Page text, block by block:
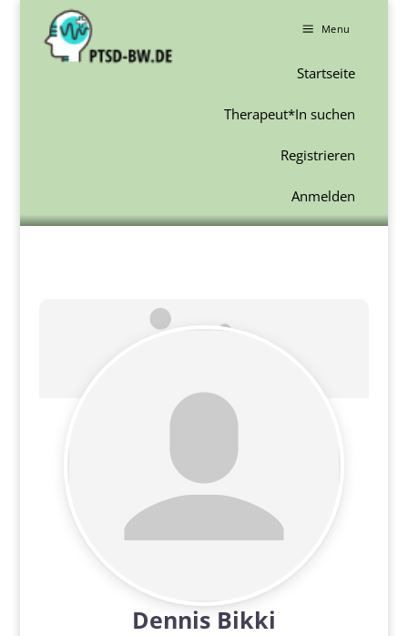
a Menu
Startseite
Therapeut*In suchen
Registrieren
Anmelden
Dennis Bikki